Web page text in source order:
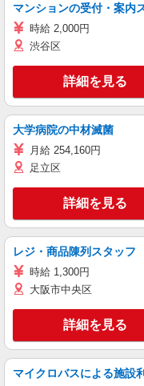
マンションの受付・案内
時給 2,000円
渋谷区
詳細を見る
大学病院の中材滅菌
月給 254,160円
足立区
詳細を見る
レジ・商品陳列スタッフ
時給 1,300円
大阪市中央区
詳細を見る
マイクロバスによる施設